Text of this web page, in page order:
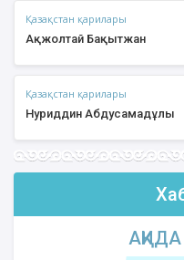
Қазақстан қарилары
Ақжолтай Бақытжан
Қазақстан қарилары
Нуриддин Абдусамадұлы